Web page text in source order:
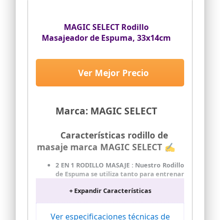
MAGIC SELECT Rodillo
Masajeador de Espuma, 33x14cm
Marca: MAGIC SELECT
Ver Mejor Precio
Características rodillo de
masaje marca MAGIC SELECT ✍
2 EN 1 RODILLO MASAJE : Nuestro Rodillo
de Espuma se utiliza tanto para entrenar
tras el entrenamiento. Resulta muy
estiramiento antes de correr y
recuperación después del ejercicio para
+ Expandir Características
Ver especificaciones técnicas de